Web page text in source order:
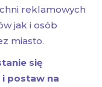
reklamowych
jak i osób
miasto.
się
postaw na